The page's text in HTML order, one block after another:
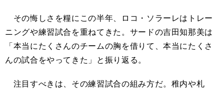
その悔しさを糧にこの半年、ロコ・ソラーレはトレー
ニングや練習試合を重ねてきた。サードの吉田知那美は
「本当にたくさんのチームの胸を借りて、本当にたくさ
んの試合をやってきた」と振り返る。
注目すべきは、その練習試合の組み方だ。稚内や札